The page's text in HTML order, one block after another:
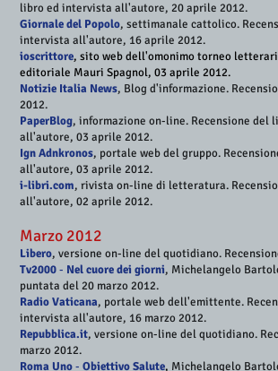
libro ed intervista all'autore, 20 aprile 2012.
Giornale del Popolo, settimanale cattolico.
intervista all'autore, 16 aprile 2012.
ioscrittore, sito web dell'omonimo torneo
editoriale Mauri Spagnol, 03 aprile 2012.
Notizie Italia News, Blog d'informazione.
2012.
PaperBlog, informazione on-line. Recensione del
all'autore, 03 aprile 2012.
Ign Adnkronos, portale web del gruppo .
all'autore, 03 aprile 2012.
i-libri.com, rivista on-line di letteratura.
all'autore, 02 aprile 2012.
Marzo 2012
Libero, versione on-line del quotidiano.
Tv2000- Nel cuore dei giorni, Michelangelo
puntata del 20 marzo 2012.
Radio Vaticana, portale web dell'emittente.
intervista all'autore, 16 marzo 2012.
Repubblica.it, versione on-line del quotidiano.
marzo 2012.
Roma Uno- Obiettivo Salute, Michelangelo